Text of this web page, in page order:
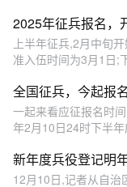
2025年征兵报名，
上半年征兵,2月中旬
准入伍时间为3月1日;
全国征兵，今起报名
一起来看应征报名时
年2月10日24时下半
新年度兵役登记明
12月10日,记者从自治